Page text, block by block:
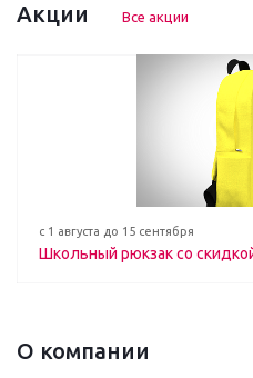
Акции Все акции
с 1 августа до 15 сентября
Школьный рюкзак со
О компании